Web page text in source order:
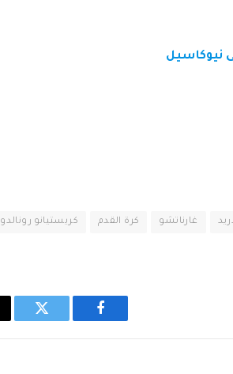
نيوكاسيل
غارناتشو كرة القدم كريستيانو رونالدو
فيسبوك تويتر